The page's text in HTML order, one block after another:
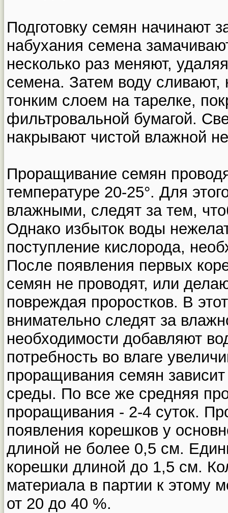
Подготовку семян начинают
набухания семена
несколько раз меняют,
семена. Затем воду
тонким слоем на тарелке,
фильтровальной бумагой.
накрывают чистой влажной
Проращивание семян
температуре 20-25°. Для
влажными, следят за тем,
Однако избыток воды
поступление кислорода,
После появления первых
семян не проводят, или
повреждая проростков. В
внимательно следят за
необходимости добавляют
потребность во влаге
проращивания семян
среды. По все же средняя
проращивания - 2-4 суток.
появления корешков у
длиной не более 0,5 см.
корешки длиной до 1,5 см.
материала в партии к этому
от 20 до 40 %.